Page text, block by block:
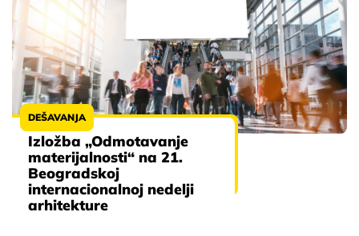
DEŠAVANJA
Izložba „Odmotavanje
materijalnosti“ na 21.
Beogradskoj
internacionalnoj nedelji
arhitekture